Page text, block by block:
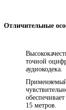
Отличительные
точной
аудиокодека.
15 метров.